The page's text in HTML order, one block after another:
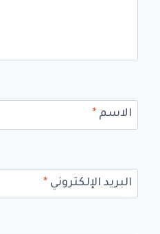
الاسم *
البريد الإلكتروني *